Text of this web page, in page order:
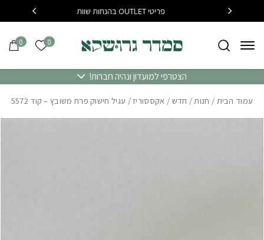
Skip to Content פריטי OUTLET בהנחות שוות
0 הרשימה
0
הצטרפי למועדון ונהיה חברות!
עמוד הבית / חנות/ חדש / אקססוריז/ עגיל חישוק פרח משובץ – קוד 5572
בחזרה למעלה